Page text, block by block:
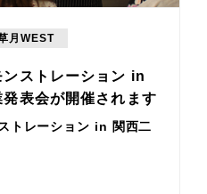
月WEST
ストレーション in
表会が開催されます
トレーション in 関西二